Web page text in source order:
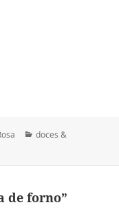
Categorias
doces &
de forno”